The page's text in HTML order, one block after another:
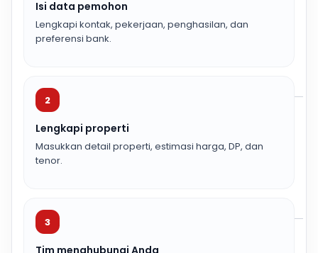
Isi data pemohon
Lengkapi kontak, pekerjaan, penghasilan, dan
preferensi bank.
2
Lengkapi properti
Masukkan detail properti, estimasi harga, DP, dan
tenor.
3
Tim menghubungi Anda